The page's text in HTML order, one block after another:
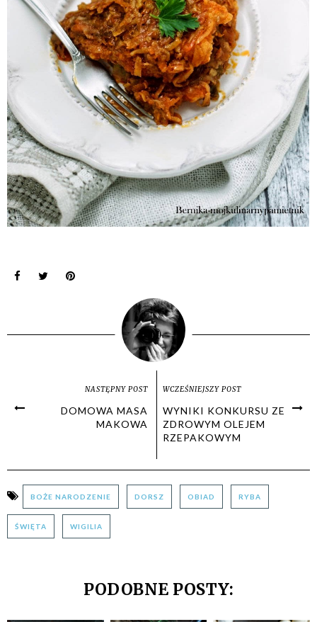
NASTĘPNY POST
DOMOWA MASA
MAKOWA
WCZEŚNIEJSZY POST
WYNIKI KONKURSU ZE
ZDROWYM OLEJEM
RZEPAKOWYM
BOŻE NARODZENIE DORSZ OBIAD RYBA
ŚWIĘTA WIGILIA
PODOBNE POSTY: